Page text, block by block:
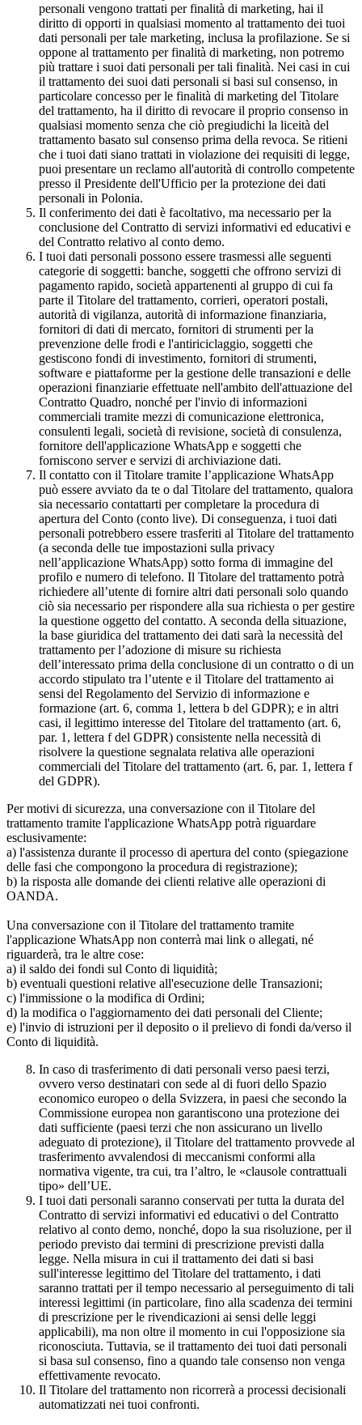
personali vengono trattati per finalità di marketing, hai il
diritto di opporti in qualsiasi momento al trattamento dei tuoi
dati personali per tale marketing, inclusa la profilazione. Se si
oppone al trattamento per finalità di marketing, non potremo
più trattare i suoi dati personali per tali finalità. Nei casi in cui
il trattamento dei suoi dati personali si basi sul consenso, in
particolare concesso per le finalità di marketing del Titolare
del trattamento, ha il diritto di revocare il proprio consenso in
qualsiasi momento senza che ciò pregiudichi la liceità del
trattamento basato sul consenso prima della revoca. Se ritieni
che i tuoi dati siano trattati in violazione dei requisiti di legge,
puoi presentare un reclamo all'autorità di controllo competente
presso il Presidente dell'Ufficio per la protezione dei dati
personali in Polonia.
Il conferimento dei dati è facoltativo, ma necessario per la
conclusione del Contratto di servizi informativi ed educativi e
del Contratto relativo al conto demo.
I tuoi dati personali possono essere trasmessi alle seguenti
categorie di soggetti: banche, soggetti che offrono servizi di
pagamento rapido, società appartenenti al gruppo di cui fa
parte il Titolare del trattamento, corrieri, operatori postali,
autorità di vigilanza, autorità di informazione finanziaria,
fornitori di dati di mercato, fornitori di strumenti per la
prevenzione delle frodi e l'antiriciclaggio, soggetti che
gestiscono fondi di investimento, fornitori di strumenti,
software e piattaforme per la gestione delle transazioni e delle
operazioni finanziarie effettuate nell'ambito dell'attuazione del
Contratto Quadro, nonché per l'invio di informazioni
commerciali tramite mezzi di comunicazione elettronica,
consulenti legali, società di revisione, società di consulenza,
fornitore dell'applicazione WhatsApp e soggetti che
forniscono server e servizi di archiviazione dati.
Il contatto con il Titolare tramite l’applicazione WhatsApp
può essere avviato da te o dal Titolare del trattamento, qualora
sia necessario contattarti per completare la procedura di
apertura del Conto (conto live). Di conseguenza, i tuoi dati
personali potrebbero essere trasferiti al Titolare del trattamento
(a seconda delle tue impostazioni sulla privacy
nell’applicazione WhatsApp) sotto forma di immagine del
profilo e numero di telefono. Il Titolare del trattamento potrà
richiedere all’utente di fornire altri dati personali solo quando
ciò sia necessario per rispondere alla sua richiesta o per gestire
la questione oggetto del contatto. A seconda della situazione,
la base giuridica del trattamento dei dati sarà la necessità del
trattamento per l’adozione di misure su richiesta
dell’interessato prima della conclusione di un contratto o di un
accordo stipulato tra l’utente e il Titolare del trattamento ai
sensi del Regolamento del Servizio di informazione e
formazione (art. 6, comma 1, lettera b del GDPR); e in altri
casi, il legittimo interesse del Titolare del trattamento (art. 6,
par. 1, lettera f del GDPR) consistente nella necessità di
risolvere la questione segnalata relativa alle operazioni
commerciali del Titolare del trattamento (art. 6, par. 1, lettera f
del GDPR).
Per motivi di sicurezza, una conversazione con il Titolare del
trattamento tramite l'applicazione WhatsApp potrà riguardare
esclusivamente:
a) l'assistenza durante il processo di apertura del conto (spiegazione
delle fasi che compongono la procedura di registrazione);
b) la risposta alle domande dei clienti relative alle operazioni di
OANDA.
Una conversazione con il Titolare del trattamento tramite
l'applicazione WhatsApp non conterrà mai link o allegati, né
riguarderà, tra le altre cose:
a) il saldo dei fondi sul Conto di liquidità;
b) eventuali questioni relative all'esecuzione delle Transazioni;
c) l'immissione o la modifica di Ordini;
d) la modifica o l'aggiornamento dei dati personali del Cliente;
e) l'invio di istruzioni per il deposito o il prelievo di fondi da/verso il
Conto di liquidità.
In caso di trasferimento di dati personali verso paesi terzi,
ovvero verso destinatari con sede al di fuori dello Spazio
economico europeo o della Svizzera, in paesi che secondo la
Commissione europea non garantiscono una protezione dei
dati sufficiente (paesi terzi che non assicurano un livello
adeguato di protezione), il Titolare del trattamento provvede al
trasferimento avvalendosi di meccanismi conformi alla
normativa vigente, tra cui, tra l’altro, le «clausole contrattuali
tipo» dell’UE.
I tuoi dati personali saranno conservati per tutta la durata del
Contratto di servizi informativi ed educativi o del Contratto
relativo al conto demo, nonché, dopo la sua risoluzione, per il
periodo previsto dai termini di prescrizione previsti dalla
legge. Nella misura in cui il trattamento dei dati si basi
sull'interesse legittimo del Titolare del trattamento, i dati
saranno trattati per il tempo necessario al perseguimento di tali
interessi legittimi (in particolare, fino alla scadenza dei termini
di prescrizione per le rivendicazioni ai sensi delle leggi
applicabili), ma non oltre il momento in cui l'opposizione sia
riconosciuta. Tuttavia, se il trattamento dei tuoi dati personali
si basa sul consenso, fino a quando tale consenso non venga
effettivamente revocato.
Il Titolare del trattamento non ricorrerà a processi decisionali
automatizzati nei tuoi confronti.